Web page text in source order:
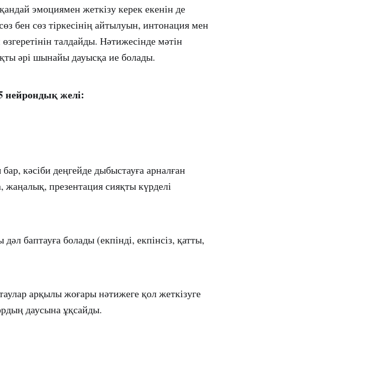
эмоциямен жеткізу керек екенін де
бен сөз тіркесінің айтылуын, интонация мен
талдайды. Нәтижесінде мәтін
әрі шынайы дауысқа ие болады.
нейрондық желі:
кәсіби деңгейде дыбыстауға арналған
презентация сияқты күрделі
баптауға болады (екпінді, екпінсіз, қатты,
арқылы жоғары нәтижеге қол жеткізуге
даусына ұқсайды.